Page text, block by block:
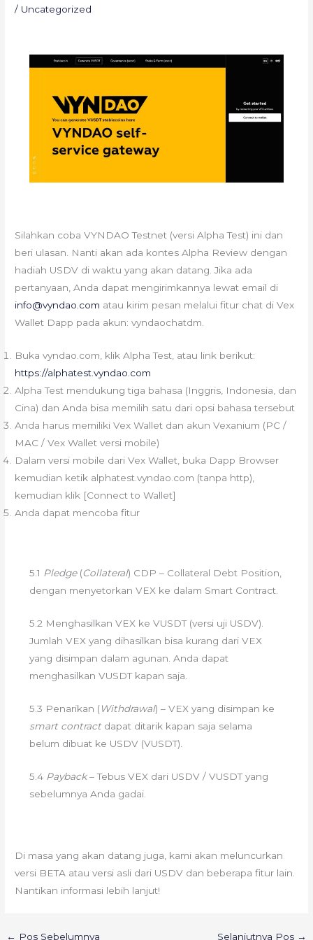
/ Uncategorized
Silahkan coba VYNDAO Testnet (versi Alpha Test) ini dan
beri ulasan. Nanti akan ada kontes Alpha Review dengan
hadiah USDV di waktu yang akan datang. Jika ada
pertanyaan, Anda dapat mengirimkannya lewat email di
info@vyndao.com atau kirim pesan melalui fitur chat di Vex
Wallet Dapp pada akun: vyndaochatdm.
Buka vyndao.com, klik Alpha Test, atau link berikut:
https://alphatest.vyndao.com
Alpha Test mendukung tiga bahasa (Inggris, Indonesia, dan
Cina) dan Anda bisa memilih satu dari opsi bahasa tersebut
Anda harus memiliki Vex Wallet dan akun Vexanium (PC /
MAC / Vex Wallet versi mobile)
Dalam versi mobile dari Vex Wallet, buka Dapp Browser
kemudian ketik alphatest.vyndao.com (tanpa http),
kemudian klik [Connect to Wallet]
Anda dapat mencoba fitur
5.1 Pledge(Collateral) CDP – Collateral Debt Position,
dengan menyetorkan VEX ke dalam Smart Contract.
5.2 Menghasilkan VEX ke VUSDT (versi uji USDV).
Jumlah VEX yang dihasilkan bisa kurang dari VEX
yang disimpan dalam agunan. Anda dapat
menghasilkan VUSDT kapan saja.
5.3 Penarikan (Withdrawal) – VEX yang disimpan ke
smart contract dapat ditarik kapan saja selama
belum dibuat ke USDV (VUSDT).
5.4 Payback– Tebus VEX dari USDV / VUSDT yang
sebelumnya Anda gadai.
Di masa yang akan datang juga, kami akan meluncurkan
versi BETA atau versi asli dari USDV dan beberapa fitur lain.
Nantikan informasi lebih lanjut!
← Pos Sebelumnya Selanjutnya Pos →